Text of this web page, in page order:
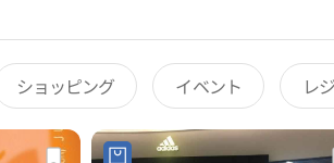
ショッピング イベント レ